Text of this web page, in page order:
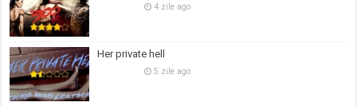
4 zile ago
Her private hell
5 zile ago